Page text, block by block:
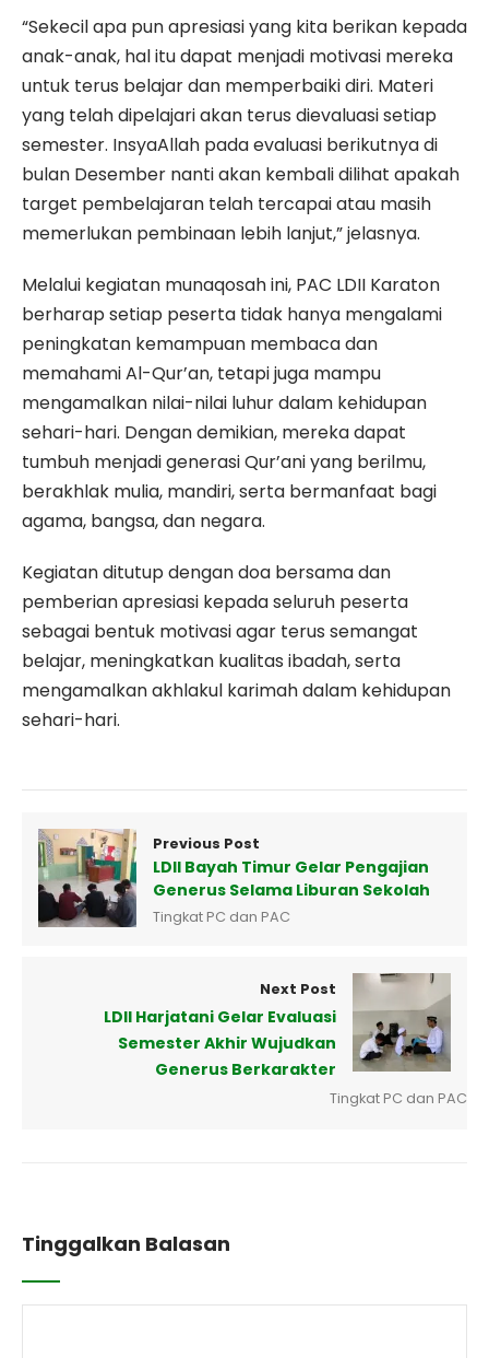
“Sekecil apa pun apresiasi yang kita berikan kepada
anak-anak, hal itu dapat menjadi motivasi mereka
untuk terus belajar dan memperbaiki diri. Materi
yang telah dipelajari akan terus dievaluasi setiap
semester. InsyaAllah pada evaluasi berikutnya di
bulan Desember nanti akan kembali dilihat apakah
target pembelajaran telah tercapai atau masih
memerlukan pembinaan lebih lanjut,” jelasnya.
Melalui kegiatan munaqosah ini, PAC LDII Karaton
berharap setiap peserta tidak hanya mengalami
peningkatan kemampuan membaca dan
memahami Al-Qur’an, tetapi juga mampu
mengamalkan nilai-nilai luhur dalam kehidupan
sehari-hari. Dengan demikian, mereka dapat
tumbuh menjadi generasi Qur’ani yang berilmu,
berakhlak mulia, mandiri, serta bermanfaat bagi
agama, bangsa, dan negara.
Kegiatan ditutup dengan doa bersama dan
pemberian apresiasi kepada seluruh peserta
sebagai bentuk motivasi agar terus semangat
belajar, meningkatkan kualitas ibadah, serta
mengamalkan akhlakul karimah dalam kehidupan
sehari-hari.
Previous Post
LDII Bayah Timur Gelar Pengajian
Generus Selama Liburan Sekolah
Tingkat PC dan PAC
Next Post
LDII Harjatani Gelar Evaluasi
Semester Akhir Wujudkan
Generus Berkarakter
Tingkat PC dan PAC
Tinggalkan Balasan